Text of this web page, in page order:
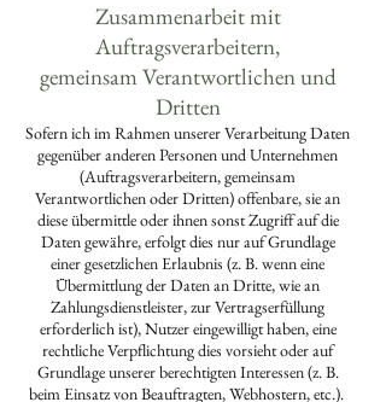
Zusammenarbeit mit
Auftragsverarbeitern,
gemeinsam Verantwortlichen und
Dritten
Sofern ich im Rahmen unserer Verarbeitung Daten
gegenüber anderen Personen und Unternehmen
(Auftragsverarbeitern, gemeinsam
Verantwortlichen oder Dritten) offenbare, sie an
diese übermittle oder ihnen sonst Zugriff auf die
Daten gewähre, erfolgt dies nur auf Grundlage
einer gesetzlichen Erlaubnis (z. B. wenn eine
Übermittlung der Daten an Dritte, wie an
Zahlungsdienstleister, zur Vertragserfüllung
erforderlich ist), Nutzer eingewilligt haben, eine
rechtliche Verpflichtung dies vorsieht oder auf
Grundlage unserer berechtigten Interessen (z. B.
beim Einsatz von Beauftragten, Webhostern, etc.).